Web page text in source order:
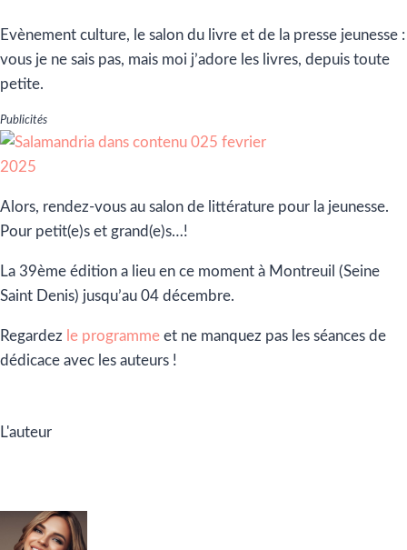
Evènement culture, le salon du livre et de la presse jeunesse :
vous je ne sais pas, mais moi j’adore les livres, depuis toute
petite.
Publicités
Alors, rendez-vous au salon de littérature pour la jeunesse.
Pour petit(e)s et grand(e)s…!
La 39ème édition a lieu en ce moment à Montreuil (Seine
Saint Denis) jusqu’au 04 décembre.
Regardez le programme et ne manquez pas les séances de
dédicace avec les auteurs !
L'auteur